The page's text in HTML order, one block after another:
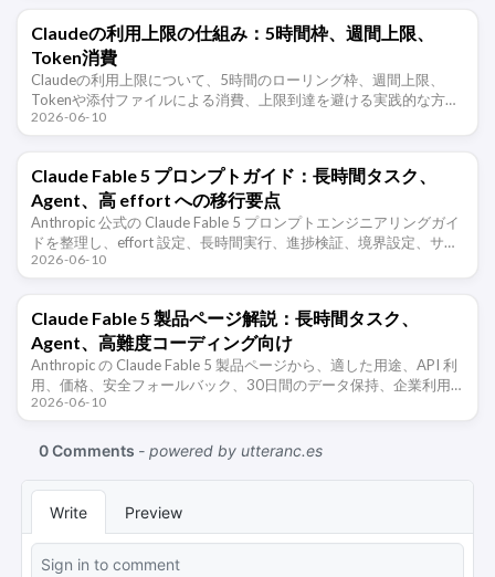
Claudeの利用上限の仕組み：5時間枠、週間上限、
Token消費
Claudeの利用上限について、5時間のローリング枠、週間上限、
Tokenや添付ファイルによる消費、上限到達を避ける実践的な方法
を解説します。
2026-06-10
Claude Fable 5 プロンプトガイド：長時間タスク、
Agent、高 effort への移行要点
Anthropic 公式の Claude Fable 5 プロンプトエンジニアリングガイ
ドを整理し、effort 設定、長時間実行、進捗検証、境界設定、サブ
Agent、記憶システム、移行時の注意点を …
2026-06-10
Claude Fable 5 製品ページ解説：長時間タスク、
Agent、高難度コーディング向け
Anthropic の Claude Fable 5 製品ページから、適した用途、API 利
用、価格、安全フォールバック、30日間のデータ保持、企業利用
時の注意点を整理します。
2026-06-10